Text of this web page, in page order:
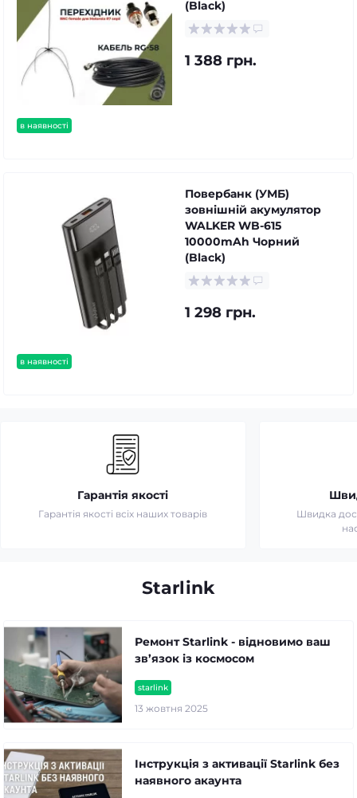
в наявності
(Black)
1 388 грн.
в наявності
Повербанк (УМБ)
зовнішній акумулятор
WALKER WB-615
10000mAh Чорний
(Black)
1 298 грн.
Гарантія якості
Гарантія якості всіх наших товарів
Швидка
Starlink
starlink
13 жовтня 2025
Ремонт Starlink - відновимо ваш
зв’язок із космосом
Інструкція з активації Starlink без
наявного акаунта